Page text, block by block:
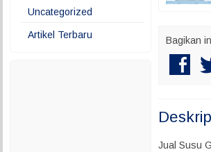
Uncategorized
Artikel Terbaru
Bagikan
Jual Susu